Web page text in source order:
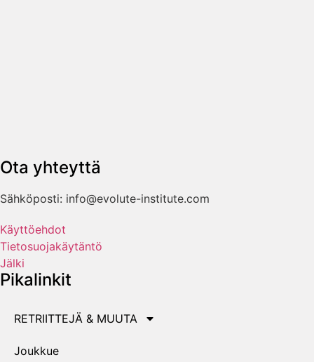
Ota yhteyttä
Sähköposti: info@evolute-institute.com
Käyttöehdot
Tietosuojakäytäntö
Jälki
Pikalinkit
RETRIITTEJÄ & MUUTA
Joukkue